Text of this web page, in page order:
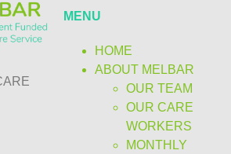
MENU
HOME
ABOUT MELBAR
OUR TEAM
OUR CARE
WORKERS
MONTHLY